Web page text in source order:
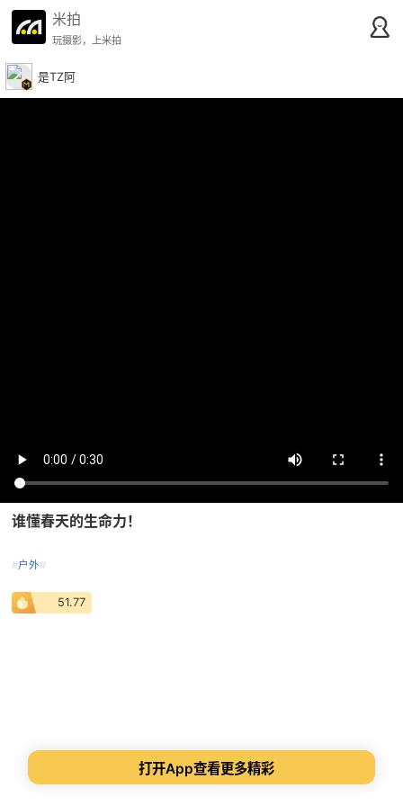
米拍
玩摄影，上米拍
是TZ阿
谁懂春天的生命力！
#户外#
51.77
打开App查看更多精彩